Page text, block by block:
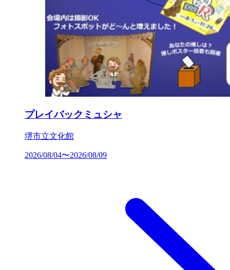
プレイバックミュシャ
堺市立文化館
2026/08/04〜2026/08/09